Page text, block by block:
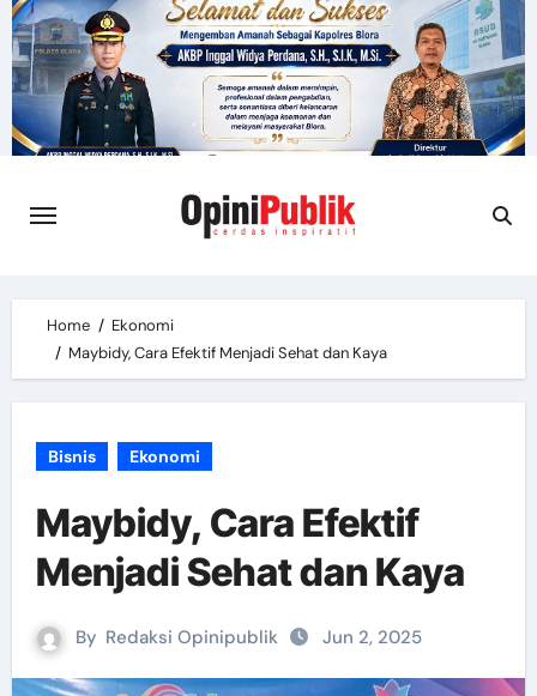
Skip
to
content
Home
Ekonomi
Maybidy, Cara Efektif Menjadi Sehat dan Kaya
Bisnis Ekonomi
Maybidy, Cara Efektif
Menjadi Sehat dan Kaya
By Redaksi Opinipublik Jun 2, 2025